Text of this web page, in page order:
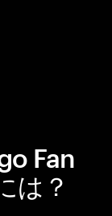
Fan
は？